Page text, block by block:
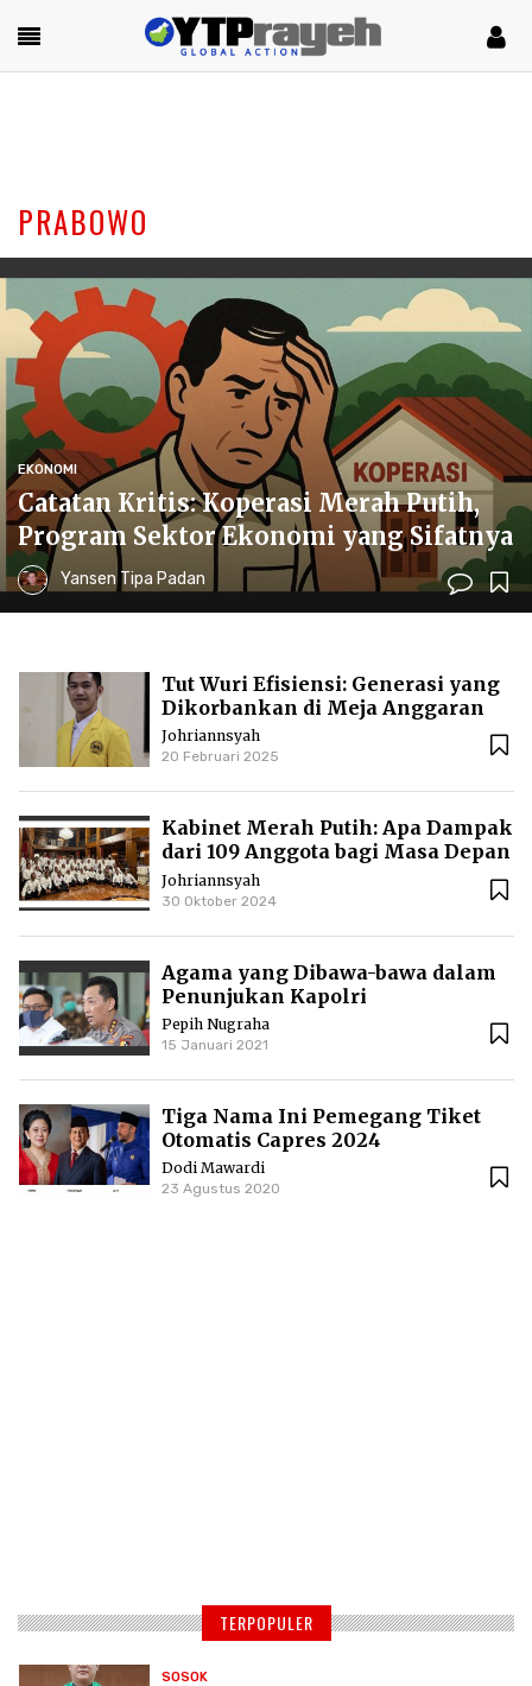
PRABOWO
EKONOMI
Catatan Kritis: Koperasi Merah Putih,
Program Sektor Ekonomi yang Sifatnya
WajibYansen Tipa Padan
Tut Wuri Efisiensi: Generasi yang
Dikorbankan di Meja Anggaran
Johriannsyah
20 Februari 2025
Kabinet Merah Putih: Apa Dampak
dari 109 Anggota bagi Masa Depan
Indonesia?
Johriannsyah
30 Oktober 2024
Agama yang Dibawa-bawa dalam
Penunjukan Kapolri
Pepih Nugraha
15 Januari 2021
Tiga Nama Ini Pemegang Tiket
Otomatis Capres 2024
Dodi Mawardi
23 Agustus 2020
TERPOPULER
SOSOK